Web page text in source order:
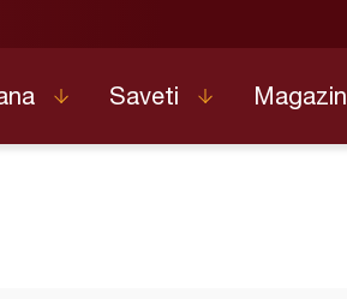
Saveti Magazin